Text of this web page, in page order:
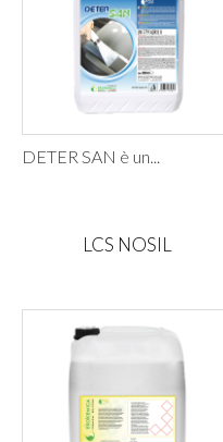
DETER SAN è un...
LCS NOSIL